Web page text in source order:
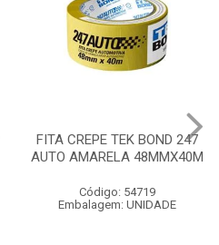
FITA CREPE TEK BOND 247
AUTO AMARELA 48MMX40M
Código: 54719
Embalagem: UNIDADE